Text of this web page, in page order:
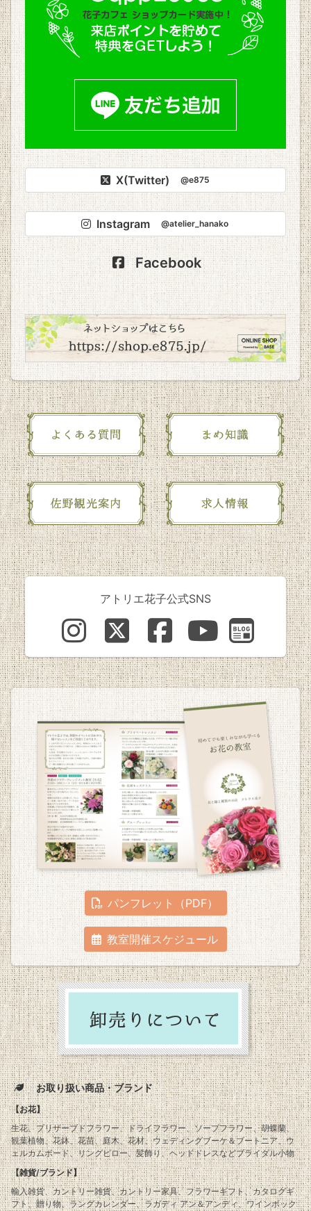
X(Twitter) @e875
Instagram @atelier_hanako
Facebook
アトリエ花子公式SNS
パンフレット（PDF）
教室開催スケジュール
お取り扱い商品・ブランド
【お花】
生花、プリザーブドフラワー、ドライフラワー、ソープフラワー、胡蝶蘭、
観葉植物、花鉢、花苗、庭木、花材、ウェディングブーケ＆ブートニア、ウ
ェルカムボード、リングピロー、髪飾り、ヘッドドレスなどブライダル小物
【雑貨/ブランド】
輸入雑貨、カントリー雑貨、カントリー家具、フラワーギフト、カタログギ
フト、贈り物、ラングカレンダー、ラガディ アン＆アンディ、ワインボック